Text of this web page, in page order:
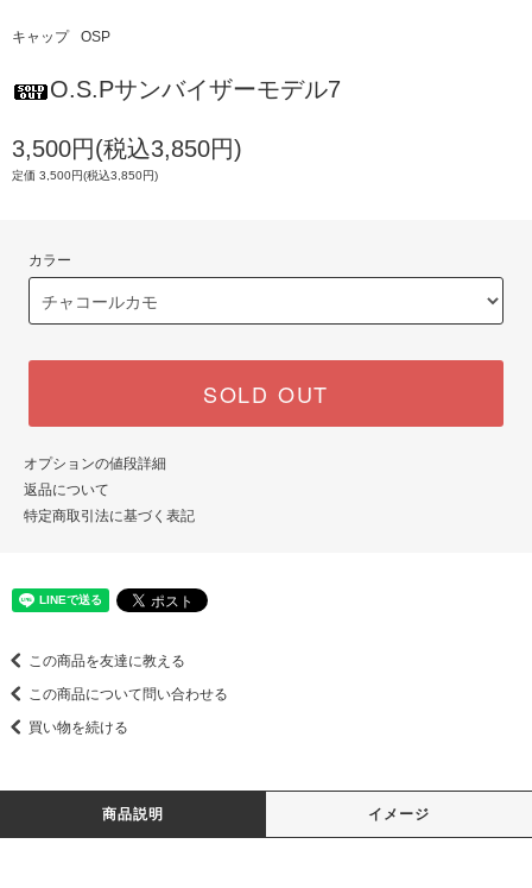
キャップ OSP
O.S.Pサンバイザーモデル7
3,500円(税込3,850円)
定価 3,500円(税込3,850円)
カラー
SOLD OUT
オプションの値段詳細
返品について
特定商取引法に基づく表記
この商品を友達に教える
この商品について問い合わせる
買い物を続ける
商品説明 イメージ